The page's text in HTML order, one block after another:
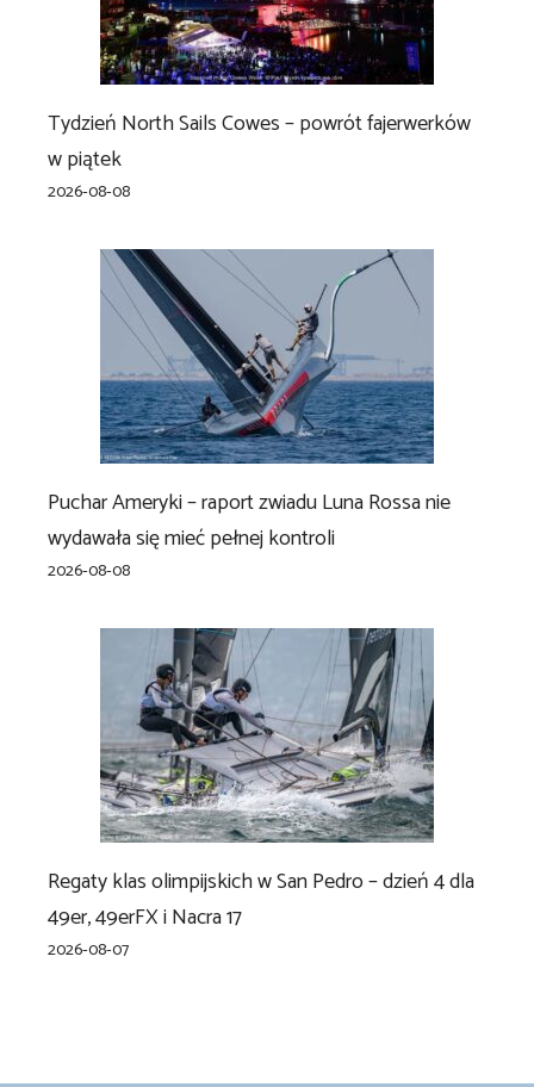
Tydzień North Sails Cowes – powrót fajerwerków
w piątek
2026-08-08
Puchar Ameryki – raport zwiadu Luna Rossa nie
wydawała się mieć pełnej kontroli
2026-08-08
Regaty klas olimpijskich w San Pedro – dzień 4 dla
49er, 49erFX i Nacra 17
2026-08-07